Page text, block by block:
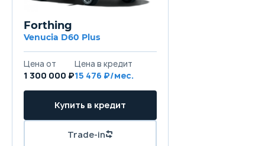
Forthing
Venucia D60 Plus
Цена от
1 300 000 ₽
Цена в кредит
15 476 ₽/мес.
Купить в кредит
Trade-in